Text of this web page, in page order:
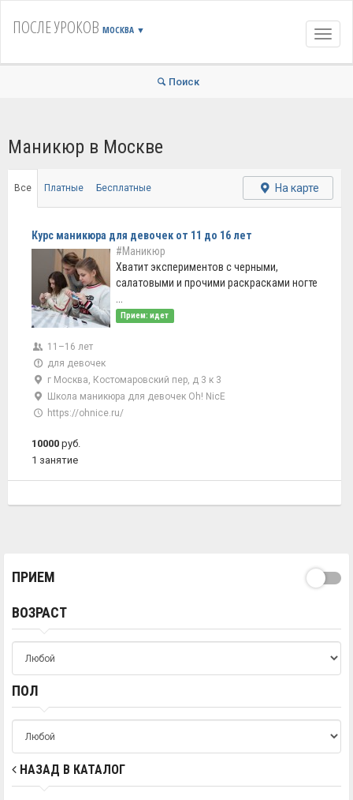
ПОСЛЕ УРОКОВ МОСКВА ▼
Поиск
Маникюр в Москве
Все Платные Бесплатные На карте
Курс маникюра для девочек от 11 до 16 лет
#Маникюр
Хватит экспериментов с черными,
салатовыми и прочими раскрасками ногте
Прием: идет
11–16 лет
для девочек
г Москва, Костомаровский пер, д 3 к 3
Школа маникюра для девочек Oh! NicE
https://ohnice.ru/
10000 руб.
1 занятие
ПРИЕМ
ВОЗРАСТ
ПОЛ
НАЗАД В КАТАЛОГ